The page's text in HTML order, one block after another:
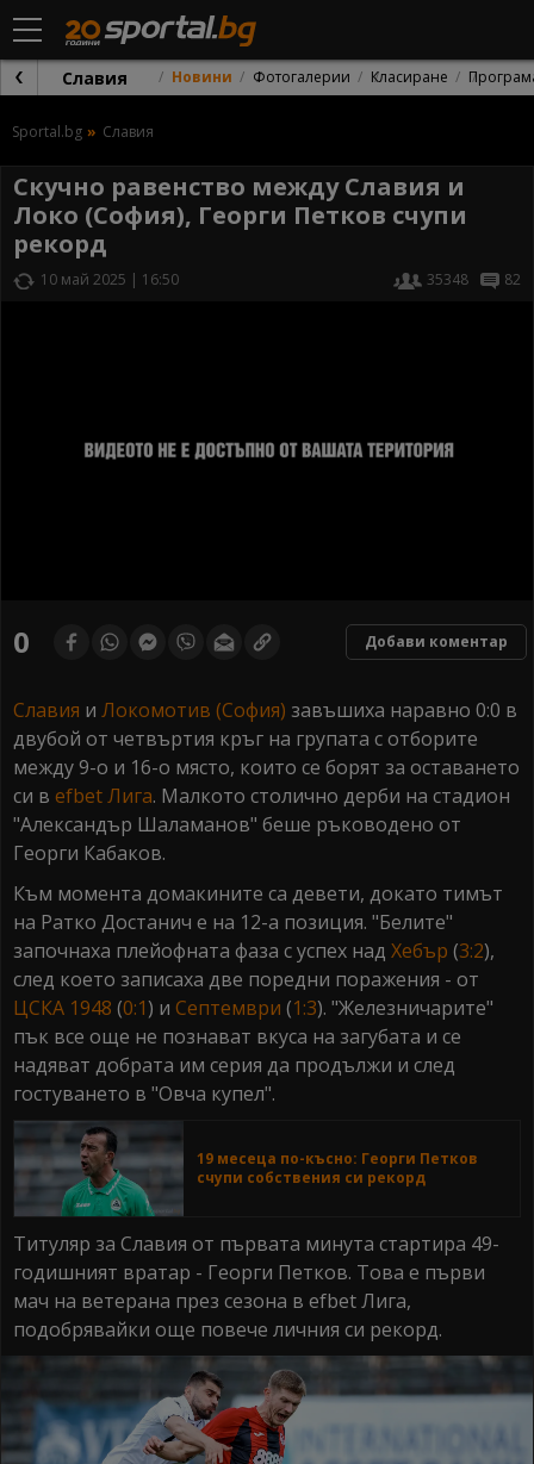
Славия Новини Фотогалерии Класиране
Sportal.bg Славия
Скучно равенство между Славия и
Локо (София), Георги Петков счупи
рекорд
10 май 2025 | 16:50 35348 82
of0 Добави коментар
Славия и Локомотив (София) завъшиха наравно 0:0 в
двубой от четвъртия кръг на групата с отборите
между 9-о и 16-о място, които се борят за оставането
си в efbet Лига. Малкото столично дерби на стадион
"Александър Шаламанов" беше ръководено от
Георги Кабаков.
Към момента домакините са девети, докато тимът
на Ратко Достанич е на 12-а позиция. "Белите"
започнаха плейофната фаза с успех над Хебър (3:2),
след което записаха две поредни поражения - от
ЦСКА 1948 (0:1) и Септември (1:3). "Железничарите"
пък все още не познават вкуса на загубата и се
надяват добрата им серия да продължи и след
гостуването в "Овча купел".
19 месеца по-късно: Георги Петков
счупи собствения си рекорд
Титуляр за Славия от първата минута стартира 49-
годишният вратар - Георги Петков. Това е първи
мач на ветерана през сезона в efbet Лига,
подобрявайки още повече личния си рекорд.